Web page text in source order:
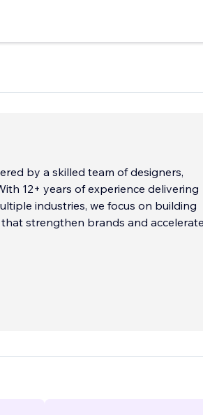
by a skilled team of designers,
12+ years of experience delivering
industries, we focus on building
strengthen brands and accelerate
to robust development and